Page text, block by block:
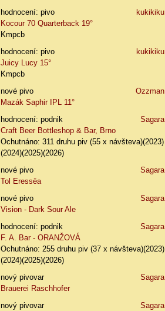
hodnocení: pivo
kukikiku
Kocour 70 Quarterback 19°
Kmpcb
hodnocení: pivo
kukikiku
Juicy Lucy 15°
Kmpcb
nové pivo
Ozzman
Mazák Saphir IPL 11°
hodnocení: podnik
Sagara
Craft Beer Bottleshop & Bar, Brno
Ochutnáno: 311 druhu piv (55 x návšteva)(2023)
(2024)(2025)(2026)
nové pivo
Sagara
Tol Eressëa
nové pivo
Sagara
Vision - Dark Sour Ale
hodnocení: podnik
Sagara
F. A. Bar - ORANŽOVÁ
Ochutnáno: 255 druhu piv (37 x návšteva)(2023)
(2024)(2025)(2026)
nový pivovar
Sagara
Brauerei Raschhofer
nový pivovar
Sagara